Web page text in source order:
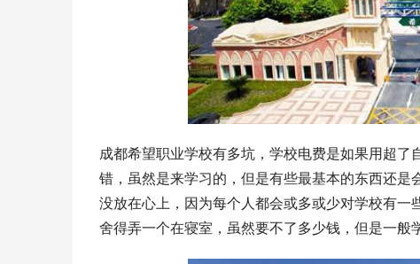
成都希望职业学校有多坑，学校电费是如果用超
错，虽然是来学习的，但是有些最基本的东西还是
没放在心上，因为每个人都会或多或少对学校有
舍得弄一个在寝室，虽然要不了多少钱，但是一